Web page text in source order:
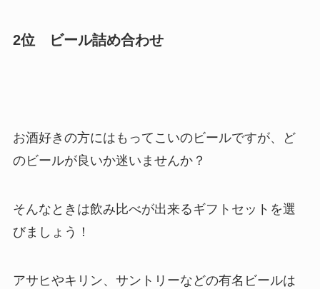
2位 ビール詰め合わせ
お酒好きの方にはもってこいのビールですが、ど
のビールが良いか迷いませんか？
そんなときは飲み比べが出来るギフトセットを選
びましょう！
アサヒやキリン、サントリーなどの有名ビールは